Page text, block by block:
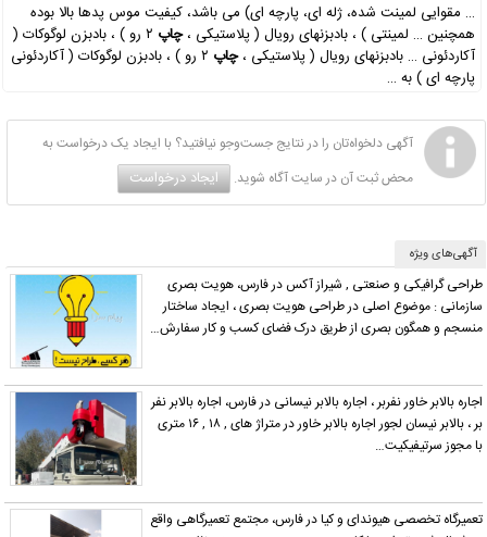
… مقوایی لمینت شده، ژله ای، پارچه ای) می باشد، کیفیت موس پدها بالا بوده
همچنین … لمینتی ) ، بادبزنهای رویال ( پلاستیکی ،چاپ ۲ رو ) ، بادبزن لوگوکات (
آکاردئونی … بادبزنهای رویال ( پلاستیکی ،چاپ ۲ رو ) ، بادبزن لوگوکات ( آکاردئونی
پارچه ای ) به …
آگهی دلخواه‌تان را در نتایج جست‌وجو نیافتید؟ با ایجاد یک درخواست به
محض ثبت آن در سایت آگاه شوید. ایجاد درخواست
آگهی‌های ویژه
طراحی گرافیکی و صنعتی , شیراز آکس در فارس، هویت بصری
سازمانی : موضوع اصلی در طراحی هویت بصری ، ایجاد ساختار
منسجم و همگون بصری از طریق درک فضای کسب و کار سفارش…
اجاره بالابر خاور نفربر ، اجاره بالابر نیسانی در فارس، اجاره بالابر نفر
بر ، بالابر نیسان لجور اجاره بالابر خاور در متراژ های , ۱۸ , ۱۶ متری
با مجوز سرتیفیکیت…
تعمیرگاه تخصصی هیوندای و کیا در فارس، مجتمع تعمیرگاهی واقع